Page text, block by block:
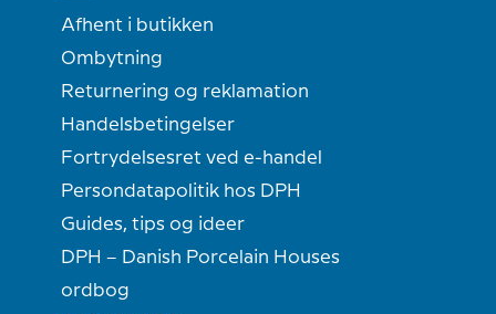
Afhent i butikken
Ombytning
Returnering og reklamation
Handelsbetingelser
Fortrydelsesret ved e-handel
Persondatapolitik hos DPH
Guides, tips og ideer
DPH – Danish Porcelain Houses
ordbog